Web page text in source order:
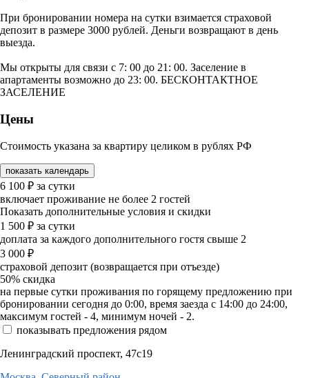
При бронировании номера на сутки взимается страховой
депозит в размере 3000 рублей. Деньги возвращают в день
выезда.
Мы открыты для связи с 7: 00 до 21: 00. Заселение в
апартаменты возможно до 23: 00. БЕСКОНТАКТНОЕ
ЗАСЕЛЕНИЕ
Цены
Стоимость указана за квартиру целиком в рублях РФ
показать календарь
6 100 ₽ за сутки
включает проживание не более 2 гостей
Показать дополнительные условия и скидки
1 500 ₽ за сутки
доплата за каждого дополнительного гостя свыше 2
3 000 ₽
страховой депозит (возвращается при отъезде)
50% скидка
на первые сутки проживания по горящему предложению при
бронировании сегодня до 0:00, время заезда с 14:00 до 24:00,
максимум гостей - 4, минимум ночей - 2.
показывать предложения рядом
Ленинградский проспект, 47с19